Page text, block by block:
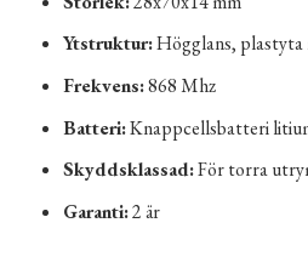
Ytstruktur:Högglans, plastyta
Frekvens:868 Mhz
Batteri:Knappcellsbatteri
Skyddsklassad:För torra
Garanti:2 är